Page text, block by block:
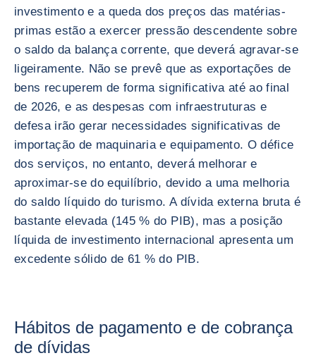
investimento e a queda dos preços das matérias-
primas estão a exercer pressão descendente sobre
o saldo da balança corrente, que deverá agravar-se
ligeiramente. Não se prevê que as exportações de
bens recuperem de forma significativa até ao final
de 2026, e as despesas com infraestruturas e
defesa irão gerar necessidades significativas de
importação de maquinaria e equipamento. O défice
dos serviços, no entanto, deverá melhorar e
aproximar-se do equilíbrio, devido a uma melhoria
do saldo líquido do turismo. A dívida externa bruta é
bastante elevada (145 % do PIB), mas a posição
líquida de investimento internacional apresenta um
excedente sólido de 61 % do PIB.
Hábitos de pagamento e de cobrança
de dívidas